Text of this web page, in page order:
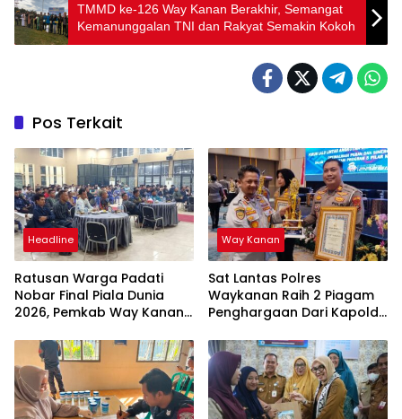
TMMD ke-126 Way Kanan Berakhir, Semangat
Kemanunggalan TNI dan Rakyat Semakin Kokoh
Pos Terkait
Headline
Ratusan Warga Padati
Nobar Final Piala Dunia
2026, Pemkab Way Kanan
Prestasi
Way Kanan
Sat Lantas Polres
Waykanan Raih 2 Piagam
Penghargaan Dari Kapolda